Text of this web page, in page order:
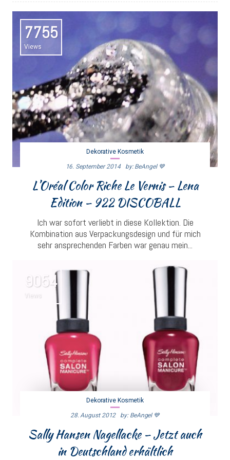
7755
Views
Dekorative Kosmetik
16. September 2014 By: BeAngel 💙
L’Oréal Color Riche Le Vernis – Lena
Edition – 922 DISCOBALL
Ich war sofort verliebt in diese Kollektion. Die
Kombination aus Verpackungsdesign und für mich
sehr ansprechenden Farben war genau mein...
9054
Views
Dekorative Kosmetik
28. August 2012 By: BeAngel 💙
Sally Hansen Nagellacke – Jetzt auch
in Deutschland erhältlich